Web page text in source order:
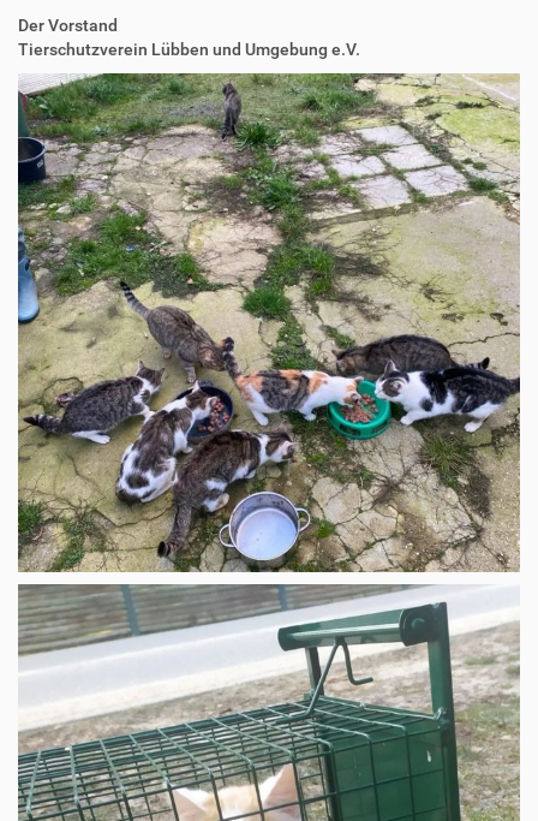
Der Vorstand
Tierschutzverein Lübben und Umgebung e.V.